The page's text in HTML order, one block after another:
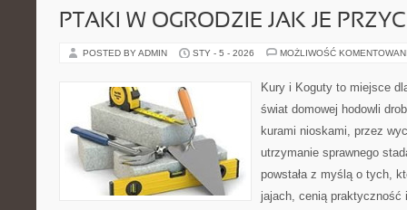
PTAKI W OGRODZIE JAK JE
POSTED BY ADMIN STY - 5 - 2026 MOŻLIWOŚĆ
Kury i Koguty to miejsce
świat domowej hodowli
kurami nioskami, przez
utrzymanie sprawnego
powstała z myślą o tych,
jajach, cenią praktyczność